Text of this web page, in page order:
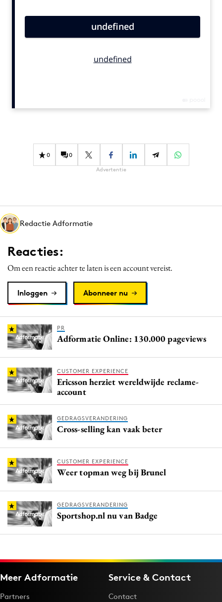
Carriere
Diversiteit
Interne communicatie
Martech
Media
Merkstrategie
PR
Purpose Marketing
Reputatie & crisis
0 0
Advertentie
Redactie Adformatie
Reacties:
Om een reactie achter te laten is een account vereist.
Inloggen Abonneer nu
PR
Adformatie Online: 130.000 pageviews
CUSTOMER EXPERIENCE
Ericsson herziet wereldwijde reclame-
account
GEDRAGSVERANDERING
Cross-selling kan vaak beter
CUSTOMER EXPERIENCE
Weer topman weg bij Brunel
GEDRAGSVERANDERING
Sportshop.nl nu van Badge
Meer Adformatie
Partners
Service & Contact
Contact